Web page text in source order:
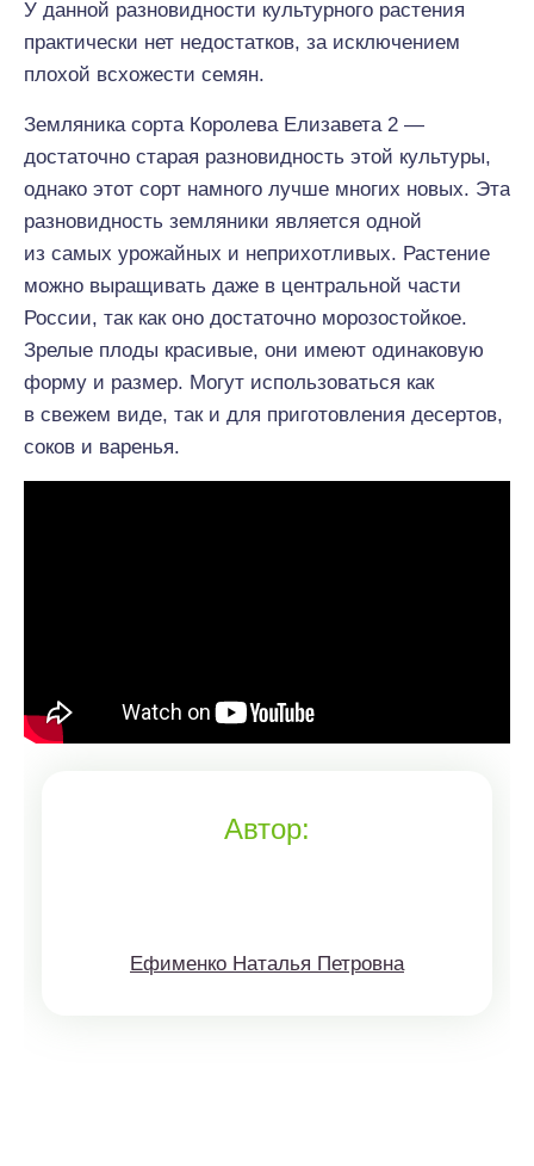
У данной разновидности культурного растения
практически нет недостатков, за исключением
плохой всхожести семян.
Земляника сорта Королева Елизавета 2 —
достаточно старая разновидность этой культуры,
однако этот сорт намного лучше многих новых. Эта
разновидность земляники является одной
из самых урожайных и неприхотливых. Растение
можно выращивать даже в центральной части
России, так как оно достаточно морозостойкое.
Зрелые плоды красивые, они имеют одинаковую
форму и размер. Могут использоваться как
в свежем виде, так и для приготовления десертов,
соков и варенья.
Автор:
Ефименко Наталья Петровна